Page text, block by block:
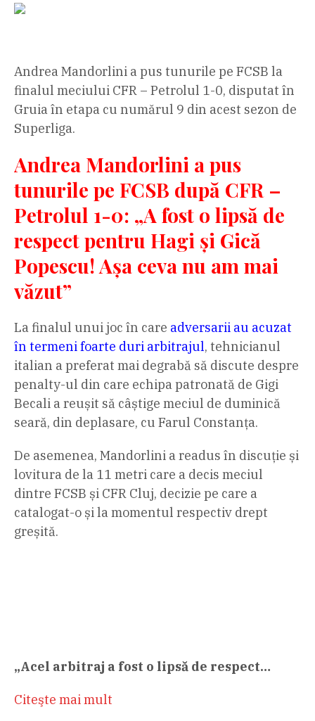
Andrea Mandorlini a pus tunurile pe FCSB la
finalul meciului CFR – Petrolul 1-0, disputat în
Gruia în etapa cu numărul 9 din acest sezon de
Superliga.
Andrea Mandorlini a pus
tunurile pe FCSB după CFR –
Petrolul 1-0: „A fost o lipsă de
respect pentru Hagi și Gică
Popescu! Așa ceva nu am mai
văzut”
La finalul unui joc în care adversarii au acuzat
în termeni foarte duri arbitrajul, tehnicianul
italian a preferat mai degrabă să discute despre
penalty-ul din care echipa patronată de Gigi
Becali a reușit să câștige meciul de duminică
seară, din deplasare, cu Farul Constanța.
De asemenea, Mandorlini a readus în discuție și
lovitura de la 11 metri care a decis meciul
dintre FCSB și CFR Cluj, decizie pe care a
catalogat-o și la momentul respectiv drept
greșită.
„Acel arbitraj a fost o lipsă de respect…
Citeşte mai mult